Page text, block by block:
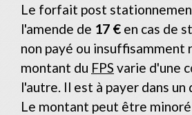
Le forfait post
l'amende de 17 € en cas de
non payé ou insuffisamment
montant du FPS varie d'une
l'autre. Il est à payer dans un
Le montant peut être minoré